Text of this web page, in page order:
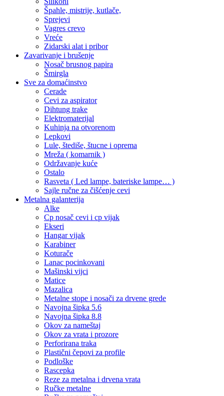
Špahle, mistrije, kutlače,
Sprejevi
Vagres crevo
Vreće
Zidarski alat i pribor
Zavarivanje i brušenje
Nosač brusnog papira
Šmirgla
Sve za domaćinstvo
Cerade
Cevi za aspirator
Dihtung trake
Elektromaterijal
Kuhinja na otvorenom
Lepkovi
Lule, štediše, štucne i oprema
Mreža ( komarnik )
Održavanje kuće
Ostalo
Rasveta ( Led lampe, bateriske lampe… )
Sajle ručne za čišćenje cevi
Metalna galanterija
Alke
Cp nosač cevi i cp vijak
Ekseri
Hangar vijak
Karabiner
Koturače
Lanac pocinkovani
Mašinski vijci
Matice
Mazalica
Metalne stope i nosači za drvene grede
Navojna šipka 5.6
Navojna šipka 8.8
Okov za nameštaj
Okov za vrata i prozore
Perforirana traka
Plastični čepovi za profile
Podloške
Rascepka
Reze za metalna i drvena vrata
Ručke metalne